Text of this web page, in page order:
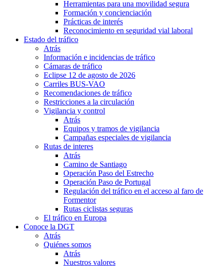
Herramientas para una movilidad segura
Formación y concienciación
Prácticas de interés
Reconocimiento en seguridad vial laboral
Estado del tráfico
Atrás
Información e incidencias de tráfico
Cámaras de tráfico
Eclipse 12 de agosto de 2026
Carriles BUS-VAO
Recomendaciones de tráfico
Restricciones a la circulación
Vigilancia y control
Atrás
Equipos y tramos de vigilancia
Campañas especiales de vigilancia
Rutas de interes
Atrás
Camino de Santiago
Operación Paso del Estrecho
Operación Paso de Portugal
Regulación del tráfico en el acceso al faro de
Formentor
Rutas ciclistas seguras
El tráfico en Europa
Conoce la DGT
Atrás
Quiénes somos
Atrás
Nuestros valores